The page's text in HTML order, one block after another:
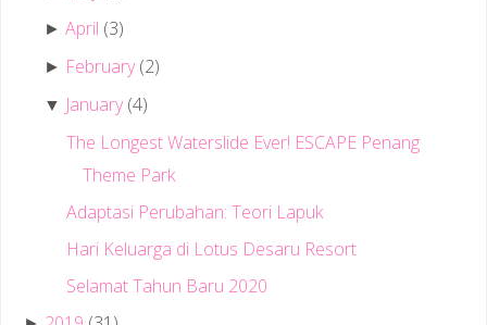
►April (3)
► February (2)
▼ January (4)
The Longest Waterslide Ever! ESCAPE Penang
Theme Park
Adaptasi Perubahan: Teori Lapuk
Hari Keluarga di Lotus Desaru Resort
Selamat Tahun Baru 2020